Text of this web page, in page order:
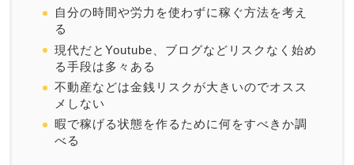
自分の時間や労力を使わずに稼ぐ方法を考え
る
現代だとYoutube、ブログなどリスクなく始め
る手段は多々ある
不動産などは金銭リスクが大きいのでオスス
メしない
暇で稼げる状態を作るために何をすべきか調
べる